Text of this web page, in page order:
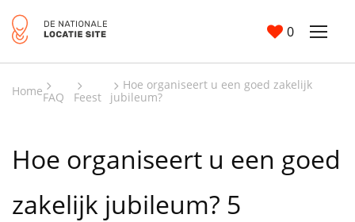
0
HomeFAQ Feest
Hoe organiseert u een goed zakelijk
jubileum?
Hoe organiseert u een goed
zakelijk jubileum? 5